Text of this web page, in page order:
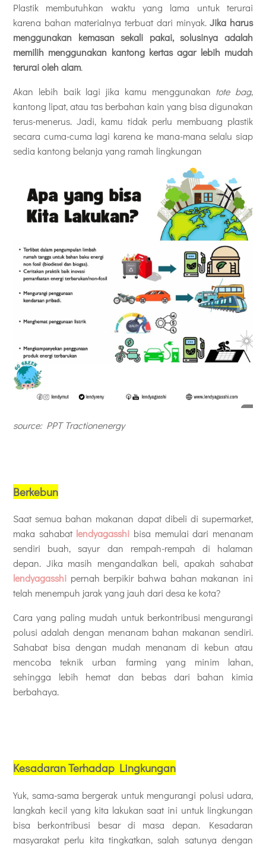
Plastik membutuhkan waktu yang lama untuk terurai
karena bahan materialnya terbuat dari minyak.Jika harus
menggunakan kemasan sekali pakai, solusinya adalah
memilih menggunakan kantong kertas agar lebih mudah
terurai oleh alam.
Akan lebih baik lagi jika kamu menggunakan tote bag,
kantong lipat, atau tas berbahan kain yang bisa digunakan
terus-menerus. Jadi, kamu tidak perlu membuang plastik
secara cuma-cuma lagi karena ke mana-mana selalu siap
sedia kantong belanja yang ramah lingkungan
source: PPT Tractionenergy
Berkebun
Saat semua bahan makanan dapat dibeli di supermarket,
maka sahabat lendyagasshi bisa memulai dari menanam
sendiri buah, sayur dan rempah-rempah di halaman
depan. Jika masih mengandalkan beli, apakah sahabat
lendyagasshi pernah berpikir bahwa bahan makanan ini
telah menempuh jarak yang jauh dari desa ke kota?
Cara yang paling mudah untuk berkontribusi mengurangi
polusi adalah dengan menanam bahan makanan sendiri.
Sahabat bisa dengan mudah menanam di kebun atau
mencoba teknik urban farming yang minim lahan,
sehingga lebih hemat dan bebas dari bahan kimia
berbahaya.
Kesadaran Terhadap Lingkungan
Yuk, sama-sama bergerak untuk mengurangi polusi udara,
langkah kecil yang kita lakukan saat ini untuk lingkungan
bisa berkontribusi besar di masa depan. Kesadaran
masyarakat perlu kita tingkatkan, salah satunya dengan